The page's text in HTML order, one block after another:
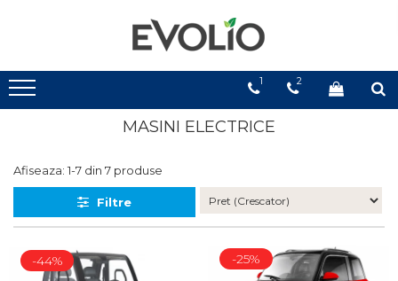
1 2
MASINI ELECTRICE
Afiseaza: 1-7 din 7 produse
Filtre
-44% -25%